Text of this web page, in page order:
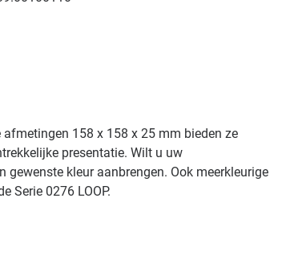
158 x 158 x 25 mm bieden ze
presentatie. Wilt u uw
kleur aanbrengen. Ook meerkleurige
Serie 0276 LOOP.